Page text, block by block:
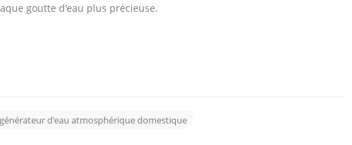
goutte d'eau plus précieuse.
générateur d'eau atmosphérique domestique